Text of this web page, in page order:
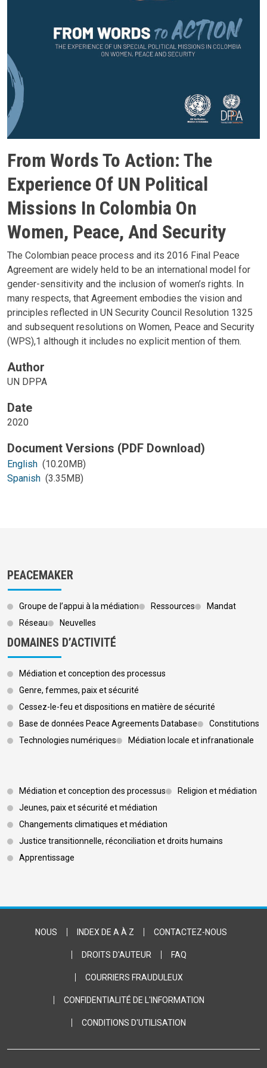
From Words To Action: The
Experience Of UN Political
Missions In Colombia On
Women, Peace, And Security
The Colombian peace process and its 2016 Final Peace
Agreement are widely held to be an international model for
gender-sensitivity and the inclusion of women’s rights. In
many respects, that Agreement embodies the vision and
principles reflected in UN Security Council Resolution 1325
and subsequent resolutions on Women, Peace and Security
(WPS),1 although it includes no explicit mention of them.
Author
UN DPPA
Date
2020
English (10.20MB)
Spanish (3.35MB)
PEACEMAKER
Groupe de l’appui à la médiation Ressources
Mandat
Réseau
Neuvelles
DOMAINES D’ACTIVITÉ
Médiation et conception des processus
Genre, femmes, paix et sécurité
Cessez-le-feu et dispositions en matière de sécurité
Base de données Peace Agreements Database
Constitutions
Technologies numériques
Médiation locale et infranationale
Footer 3
Médiation et conception des processus
Religion et médiation
Jeunes, paix et sécurité et médiation
Changements climatiques et médiation
Justice transitionnelle, réconciliation et droits humains
Apprentissage
Footer Bottom
NOUS INDEX DE A À Z CONTACTEZ-NOUS
DROITS D'AUTEUR FAQ
COURRIERS FRAUDULEUX
CONFIDENTIALITÉ DE L'INFORMATION
CONDITIONS D'UTILISATION